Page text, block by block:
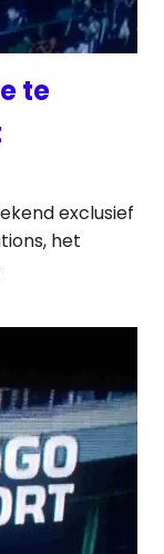
te
exclusief
het